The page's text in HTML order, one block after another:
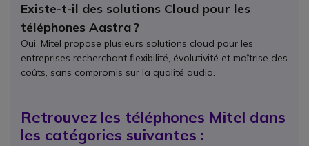
Existe-t-il des solutions Cloud pour les
téléphones Aastra ?
Oui, Mitel propose plusieurs solutions cloud pour les
entreprises recherchant flexibilité, évolutivité et maîtrise des
coûts, sans compromis sur la qualité audio.
Retrouvez les téléphones Mitel dans
les catégories suivantes :